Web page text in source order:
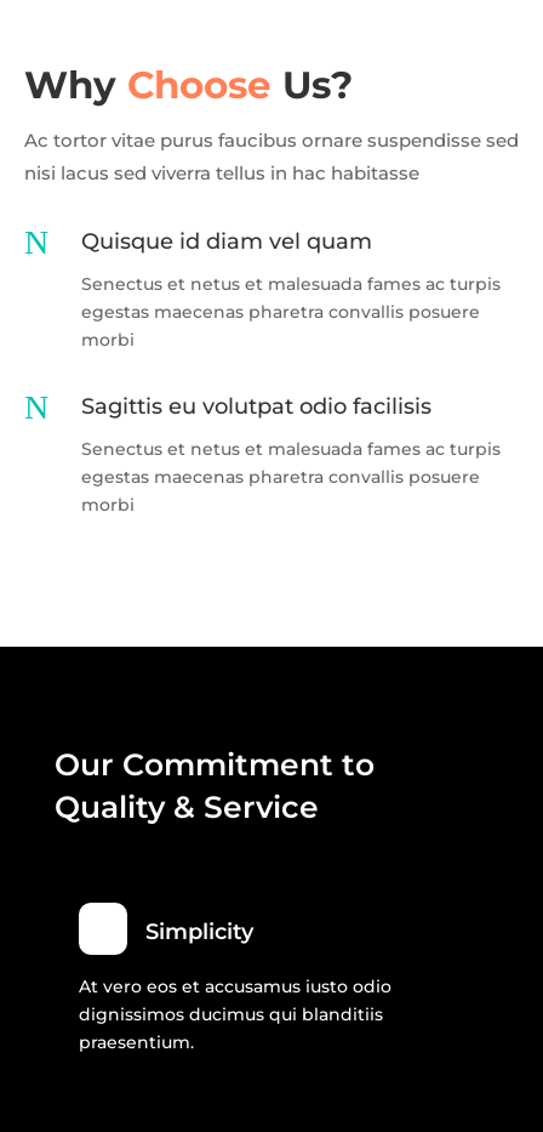
Why Choose Us?
Ac tortor vitae purus faucibus ornare suspendisse sed
nisi lacus sed viverra tellus in hac habitasse
N Quisque id diam vel quam
Senectus et netus et malesuada fames ac turpis
egestas maecenas pharetra convallis posuere
morbi
N Sagittis eu volutpat odio facilisis
Senectus et netus et malesuada fames ac turpis
egestas maecenas pharetra convallis posuere
morbi
Our Commitment to
Quality & Service
Simplicity
At vero eos et accusamus iusto odio
dignissimos ducimus qui blanditiis
praesentium.